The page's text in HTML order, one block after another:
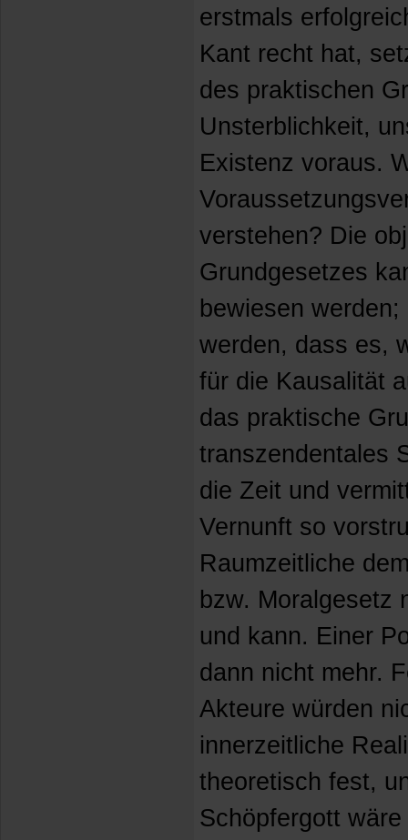
erstmals
Kant recht hat,
des praktischen
Unsterblichkeit,
Existenz voraus.
verstehen? Die
Grundgesetzes
bewiesen
werden, dass es,
für die Kausalität
das praktische
transzendentales
die Zeit und
Vernunft so
Raumzeitliche
bzw. Moralgesetz
und kann. Einer
dann nicht mehr.
Akteure würden
innerzeitliche
theoretisch fest,
Schöpfergott